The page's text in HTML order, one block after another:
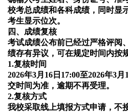
校考总成绩和各科成绩，同时显
考生显示位次。
四、成绩复核
考试成绩公布前已经过严格评阅
绩存有异议，可在规定时间内按
1.复核时间
2026年3月 16 日17:00至2026年3月
交时间为准，逾期不再受理。
2.复核方式
我校采取线上填报方式申请，不